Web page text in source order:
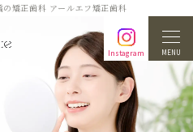
矯正歯科 アールエフ矯正歯科
Instagram MENU